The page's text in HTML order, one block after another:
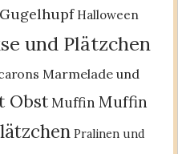
Gugelhupf Halloween
und Plätzchen
Marmelade und
ObstMuffin Muffin
Pralinen und